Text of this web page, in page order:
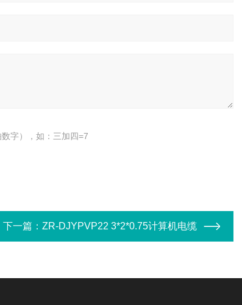
字），如：三加四=7
下一篇： ZR-DJYPVP22 3*2*0.75计算机电缆